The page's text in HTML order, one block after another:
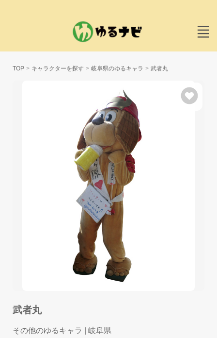
TOP キャラクターを探す 岐阜県のゆるキャラ 武者丸
武者丸
その他のゆるキャラ | 岐阜県